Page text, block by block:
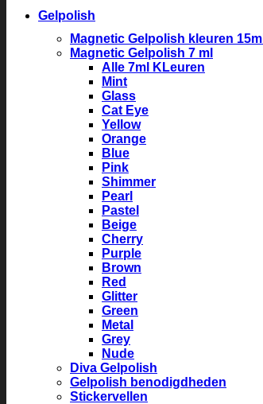
Gelpolish
Magnetic Gelpolish kleuren 15ml
Magnetic Gelpolish 7 ml
Alle 7ml KLeuren
Mint
Glass
Cat Eye
Yellow
Orange
Blue
Pink
Shimmer
Pearl
Pastel
Beige
Cherry
Purple
Brown
Red
Glitter
Green
Metal
Grey
Nude
Diva Gelpolish
Gelpolish benodigdheden
Stickervellen